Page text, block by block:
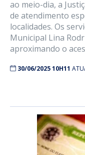
ao meio-dia, a
de atendimento
localidades. Os
Municipal Lina
aproximando o
30/06/2025 10H11